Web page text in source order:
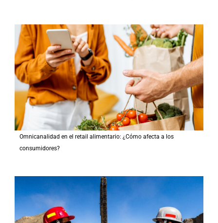
Omnicanalidad en el retail alimentario: ¿Cómo afecta a los
consumidores?